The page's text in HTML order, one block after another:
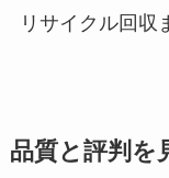
リサイクル回収
品質と評判を